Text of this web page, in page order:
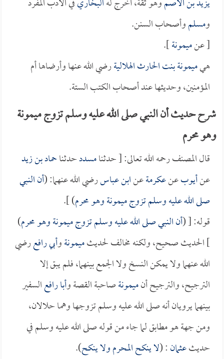
ومسلموأصحاب السنن.
[ عنميمونة].
هيميمونة بنت الحارث الهلاليةرضي الله عنها وأرضاها أم
المؤمنين، وحديثها عند أصحاب الكتب الستة.
شرح حديث أن النبي صلى الله عليه وسلم تزوج ميمونة
وهو محرم
قال المصنف رحمه الله تعالى: [ حدثنامسددحدثناحماد بن زيد
عنأيوبعنعكرمةعنابن عباسرضي الله عنهما: (أن النبي
صلى الله عليه وسلم تزوجميمونةوهو محرم) ].
قوله: [ (أن النبي صلى الله عليه وسلم تزوجميمونةوهو محرم)
] الحديث صحيح، ولكنه مخالف لحديثميمونةوأبي رافعرضي
الله عنهما ولا يمكن النسخ ولا الجمع بينهما، فلم يبق إلا
الترجيح، والترجيح أنميمونةصاحبة القصة وأبا رافعالسفير
بينهما يرويان أنه صلى الله عليه وسلم تزوجها وهما حلالان،
ومن جهة هو مطابق لما جاء من قوله صلى الله عليه وسلم في
حديثعثمان: (لا ينكح المحرم ولا ينكح).